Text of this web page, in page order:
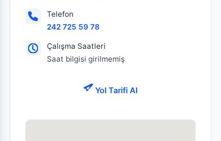
Telefon
242 725 59 78
Çalışma Saatleri
Saat bilgisi girilmemiş
Yol Tarifi Al